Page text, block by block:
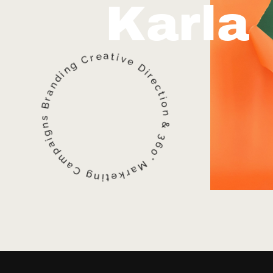
Kar a
B
r
a
n
d
in
g
C reativ eDir
ec
ti
o
n
&
3
6
0
°
M
a
r
k
e
t
i
n
g
C
a
m
p
a
i
g
n
s